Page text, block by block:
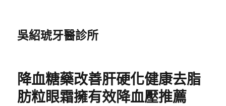
吳紹琥牙醫診所
降血糖藥改善肝硬化健康去脂
肪粒眼霜擁有效降血壓推薦